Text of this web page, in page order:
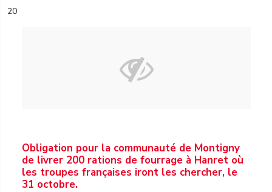
20
Obligation pour la communauté de Montigny
de livrer 200 rations de fourrage à Hanret où
les troupes françaises iront les chercher, le
31 octobre.